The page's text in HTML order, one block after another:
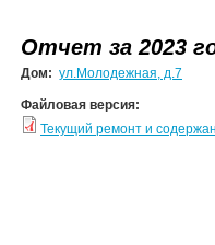
Отчет за 2023
Дом: ул.Молодежная, д.7
Файловая версия:
Текущий ремонт и